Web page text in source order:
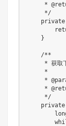
*
     */
    }
    /**
* 获取
     *
*
*
     */